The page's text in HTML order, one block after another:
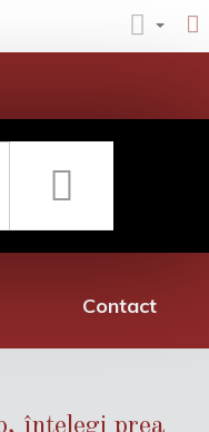
Rețea librării
Contact
înțelegi prea